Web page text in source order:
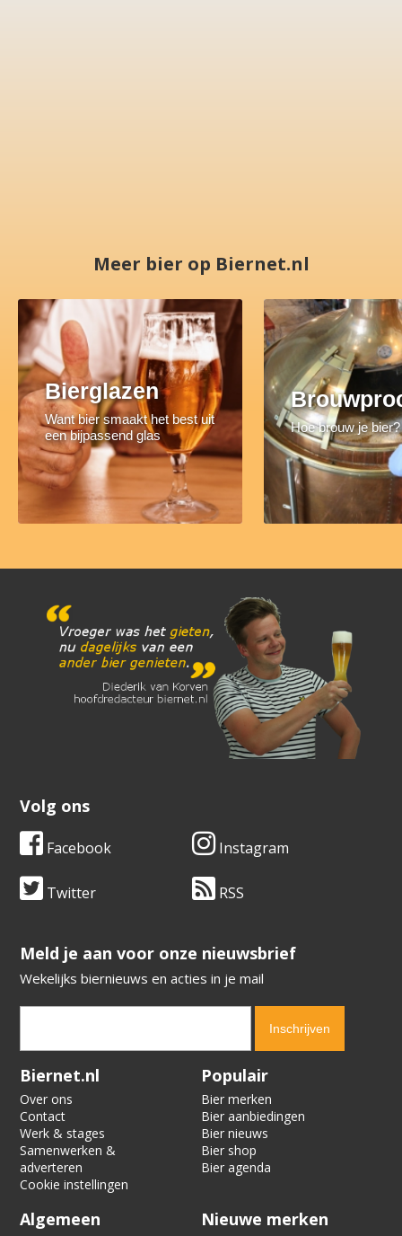
Meer bier op Biernet.nl
Bierglazen
Want bier smaakt het best uit
een bijpassend glas
Hoe brouw je bier?
Volg ons
Facebook Instagram
Twitter RSS
​​​​​​​Meld je aan voor onze nieuwsbrief
Wekelijks biernieuws en acties in je mail
Verification code:
Biernet.nl
Over ons
Contact
Werk & stages
Samenwerken &
adverteren
Cookie instellingen
Populair
Bier merken
Bier aanbiedingen
Bier nieuws
Bier shop
Bier agenda
Algemeen Nieuwe merken